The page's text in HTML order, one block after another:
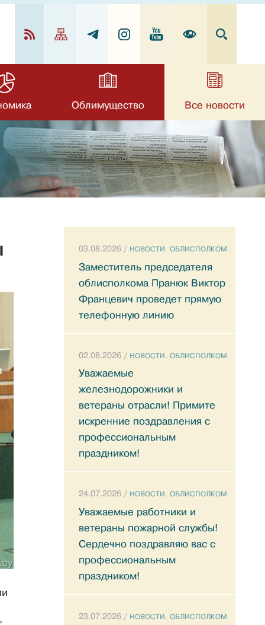
Облимущество Все новости
03.08.2026 / НОВОСТИ. ОБЛИСПОЛКОМ
Заместитель председателя
облисполкома Пранюк Виктор
Францевич проведет прямую
телефонную линию
02.08.2026 / НОВОСТИ. ОБЛИСПОЛКОМ
Уважаемые
железнодорожники и
ветераны отрасли! Примите
искренние поздравления с
профессиональным
праздником!
24.07.2026 / НОВОСТИ. ОБЛИСПОЛКОМ
Уважаемые работники и
ветераны пожарной службы!
Сердечно поздравляю вас с
профессиональным
праздником!
23.07.2026 / НОВОСТИ. ОБЛИСПОЛКОМ